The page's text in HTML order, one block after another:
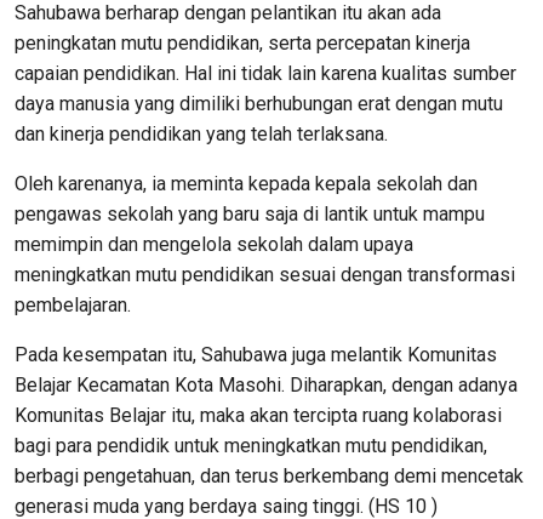
Sahubawa berharap dengan pelantikan itu akan ada
peningkatan mutu pendidikan, serta percepatan kinerja
capaian pendidikan. Hal ini tidak lain karena kualitas sumber
daya manusia yang dimiliki berhubungan erat dengan mutu
dan kinerja pendidikan yang telah terlaksana.
Oleh karenanya, ia meminta kepada kepala sekolah dan
pengawas sekolah yang baru saja di lantik untuk mampu
memimpin dan mengelola sekolah dalam upaya
meningkatkan mutu pendidikan sesuai dengan transformasi
pembelajaran.
Pada kesempatan itu, Sahubawa juga melantik Komunitas
Belajar Kecamatan Kota Masohi. Diharapkan, dengan adanya
Komunitas Belajar itu, maka akan tercipta ruang kolaborasi
bagi para pendidik untuk meningkatkan mutu pendidikan,
berbagi pengetahuan, dan terus berkembang demi mencetak
generasi muda yang berdaya saing tinggi. (HS 10 )